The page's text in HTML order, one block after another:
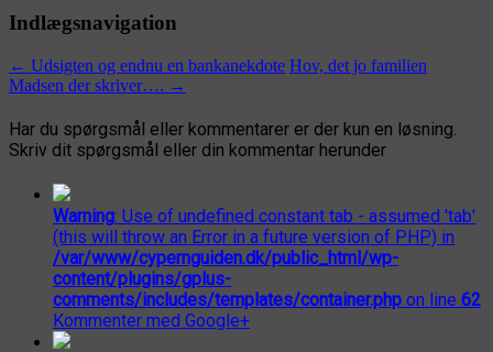
Indlægsnavigation
← Udsigten og endnu en bankanekdote Hov, det jo familien
Madsen der skriver…. →
Har du spørgsmål eller kommentarer er der kun en løsning.
Skriv dit spørgsmål eller din kommentar herunder
Warning: Use of undefined constant tab - assumed 'tab'
(this will throw an Error in a future version of PHP) in
/var/www/cypernguiden.dk/public_html/wp-
content/plugins/gplus-
comments/includes/templates/container.php on line 62
Kommenter med Google+